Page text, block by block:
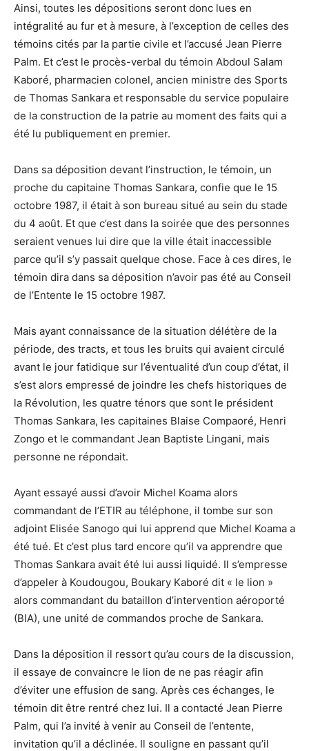
Ainsi, toutes les dépositions seront donc lues en
intégralité au fur et à mesure, à l’exception de celles des
témoins cités par la partie civile et l’accusé Jean Pierre
Palm. Et c’est le procès-verbal du témoin Abdoul Salam
Kaboré, pharmacien colonel, ancien ministre des Sports
de Thomas Sankara et responsable du service populaire
de la construction de la patrie au moment des faits qui a
été lu publiquement en premier.
Dans sa déposition devant l’instruction, le témoin, un
proche du capitaine Thomas Sankara, confie que le 15
octobre 1987, il était à son bureau situé au sein du stade
du 4 août. Et que c’est dans la soirée que des personnes
seraient venues lui dire que la ville était inaccessible
parce qu’il s’y passait quelque chose. Face à ces dires, le
témoin dira dans sa déposition n’avoir pas été au Conseil
de l’Entente le 15 octobre 1987.
Mais ayant connaissance de la situation délétère de la
période, des tracts, et tous les bruits qui avaient circulé
avant le jour fatidique sur l’éventualité d’un coup d’état, il
s’est alors empressé de joindre les chefs historiques de
la Révolution, les quatre ténors que sont le président
Thomas Sankara, les capitaines Blaise Compaoré, Henri
Zongo et le commandant Jean Baptiste Lingani, mais
personne ne répondait.
Ayant essayé aussi d’avoir Michel Koama alors
commandant de l’ETIR au téléphone, il tombe sur son
adjoint Elisée Sanogo qui lui apprend que Michel Koama a
été tué. Et c’est plus tard encore qu’il va apprendre que
Thomas Sankara avait été lui aussi liquidé. Il s’empresse
d’appeler à Koudougou, Boukary Kaboré dit « le lion »
alors commandant du bataillon d’intervention aéroporté
(BIA), une unité de commandos proche de Sankara.
Dans la déposition il ressort qu’au cours de la discussion,
il essaye de convaincre le lion de ne pas réagir afin
d’éviter une effusion de sang. Après ces échanges, le
témoin dit être rentré chez lui. Il a contacté Jean Pierre
Palm, qui l’a invité à venir au Conseil de l’entente,
invitation qu’il a déclinée. Il souligne en passant qu’il